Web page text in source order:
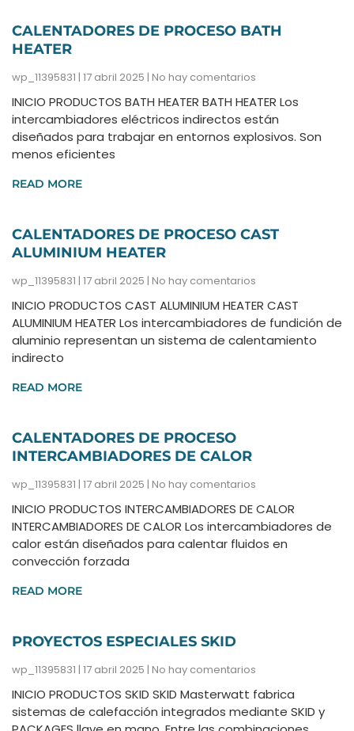
CALENTADORES DE PROCESO BATH
HEATER
wp_11395831 17 abril 2025 No hay comentarios
INICIO PRODUCTOS BATH HEATER BATH HEATER Los
intercambiadores eléctricos indirectos están
diseñados para trabajar en entornos explosivos. Son
menos eficientes
READ MORE
CALENTADORES DE PROCESO CAST
ALUMINIUM HEATER
wp_11395831 17 abril 2025 No hay comentarios
INICIO PRODUCTOS CAST ALUMINIUM HEATER CAST
ALUMINIUM HEATER Los intercambiadores de fundición de
aluminio representan un sistema de calentamiento
indirecto
READ MORE
CALENTADORES DE PROCESO
INTERCAMBIADORES DE CALOR
wp_11395831 17 abril 2025 No hay comentarios
INICIO PRODUCTOS INTERCAMBIADORES DE CALOR
INTERCAMBIADORES DE CALOR Los intercambiadores de
calor están diseñados para calentar fluidos en
convección forzada
READ MORE
PROYECTOS ESPECIALES SKID
wp_11395831 17 abril 2025 No hay comentarios
INICIO PRODUCTOS SKID SKID Masterwatt fabrica
sistemas de calefacción integrados mediante SKID y